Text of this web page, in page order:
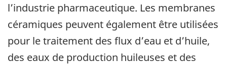
l’industrie pharmaceutique. Les membranes
céramiques peuvent également être utilisées
pour le traitement des flux d’eau et d’huile,
des eaux de production huileuses et des